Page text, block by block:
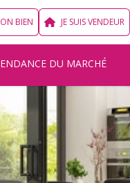
BIEN JE SUIS VENDEUR
DU MARCHÉ